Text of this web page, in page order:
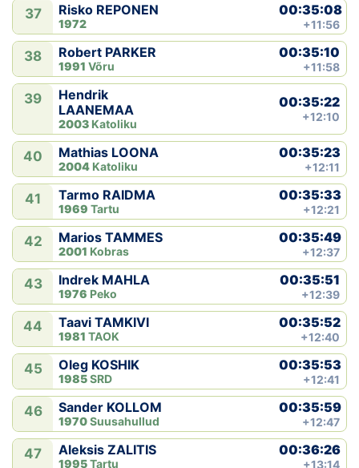
37 Risko REPONEN
1972
00:35:08
+11:56
38 Robert PARKER
1991 Võru
00:35:10
+11:58
39
Hendrik
LAANEMAA
2003 Katoliku
00:35:22
+12:10
40 Mathias LOONA
2004 Katoliku
00:35:23
+12:11
41 Tarmo RAIDMA
1969 Tartu
00:35:33
+12:21
42 Marios TAMMES
2001 Kobras
00:35:49
+12:37
43 Indrek MAHLA
1976 Peko
00:35:51
+12:39
44 Taavi TAMKIVI
1981 TAOK
00:35:52
+12:40
45 Oleg KOSHIK
1985SRD
00:35:53
+12:41
46 Sander KOLLOM
1970Suusahullud
00:35:59
+12:47
47 Aleksis ZALITIS
1995Tartu
00:36:26
+13:14